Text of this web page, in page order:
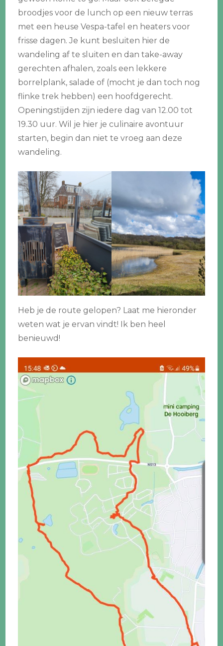
broodjes voor de lunch op een nieuw terras
met een heuse Vespa-tafel en heaters voor
frisse dagen. Je kunt besluiten hier de
wandeling af te sluiten en dan take-away
gerechten afhalen, zoals een lekkere
borrelplank, salade of (mocht je dan toch nog
flinke trek hebben) een hoofdgerecht.
Openingstijden zijn iedere dag van 12.00 tot
19.30 uur. Wil je hier je culinaire avontuur
starten, begin dan niet te vroeg aan deze
wandeling.
Heb je de route gelopen? Laat me hieronder
weten wat je ervan vindt! Ik ben heel
benieuwd!